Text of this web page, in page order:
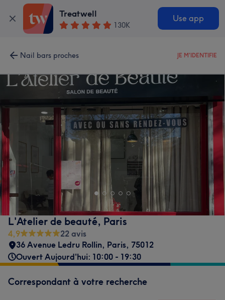
Treatwell
130K
Use app
Nail bars proches JE M'IDENTIFIE
L'Atelier de beauté, Paris
4,9
22 avis
36 Avenue Ledru Rollin, Paris, 75012
Ouvert Aujourd'hui: 10:00 - 19:30
Correspondant à votre recherche